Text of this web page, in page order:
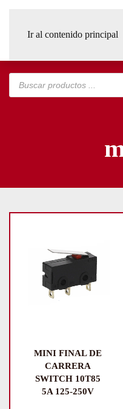
Ir al contenido principal
Búsqueda
productos
MINI FINAL DE
CARRERA
SWITCH 10T85
5A 125-250V